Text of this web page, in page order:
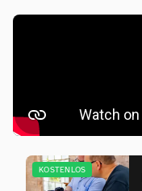
KOSTENLOS